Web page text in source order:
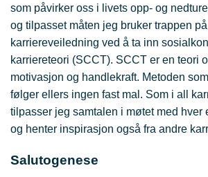
som påvirker oss i livets opp- og
og tilpasset måten jeg bruker trappen
karriereveiledning ved å ta inn
karriereteori (SCCT). SCCT er en teori
motivasjon og handlekraft. Metoden
følger ellers ingen fast mal. Som i all
tilpasser jeg samtalen i møtet med hver
og henter inspirasjon også fra andre
Salutogenese